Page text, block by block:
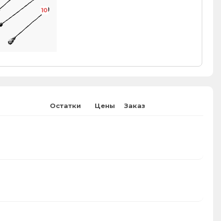
10
Остатки Цены Заказ